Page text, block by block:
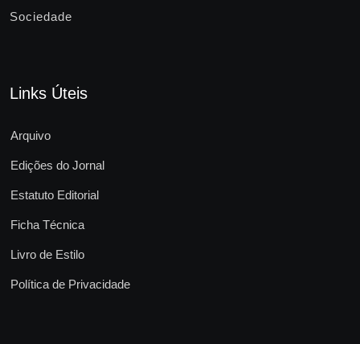
Sociedade
Links Úteis
Arquivo
Edições do Jornal
Estatuto Editorial
Ficha Técnica
Livro de Estilo
Política de Privacidade